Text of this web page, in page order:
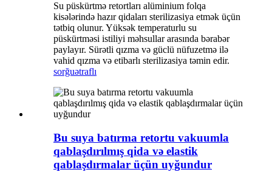
Su püskürtmə retortları alüminium folqa
kisələrində hazır qidaları sterilizasiya etmək üçün
tətbiq olunur. Yüksək temperaturlu su
püskürtməsi istiliyi məhsullar arasında bərabər
paylayır. Sürətli qızma və güclü nüfuzetmə ilə
vahid qızma və etibarlı sterilizasiya təmin edir.
sorğuətraflı
Bu suya batırma retortu vakuumla
qablaşdırılmış qida və elastik
qablaşdırmalar üçün uyğundur